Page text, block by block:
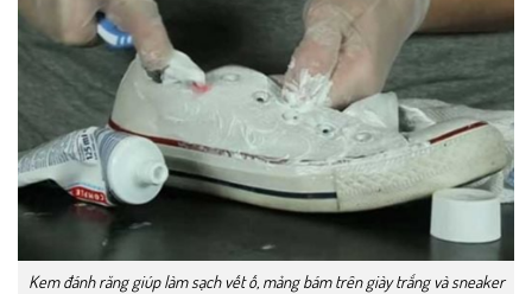
Kem đánh răng giúp làm sạch vết ố, mảng bám trên giày trắng và sneaker